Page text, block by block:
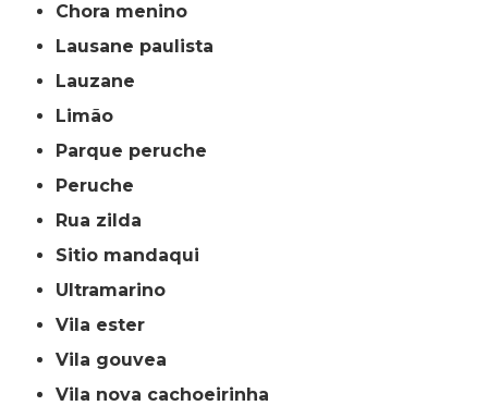
chora menino
lausane paulista
lauzane
limão
parque peruche
peruche
rua zilda
sitio mandaqui
ultramarino
vila ester
vila gouvea
vila nova cachoeirinha